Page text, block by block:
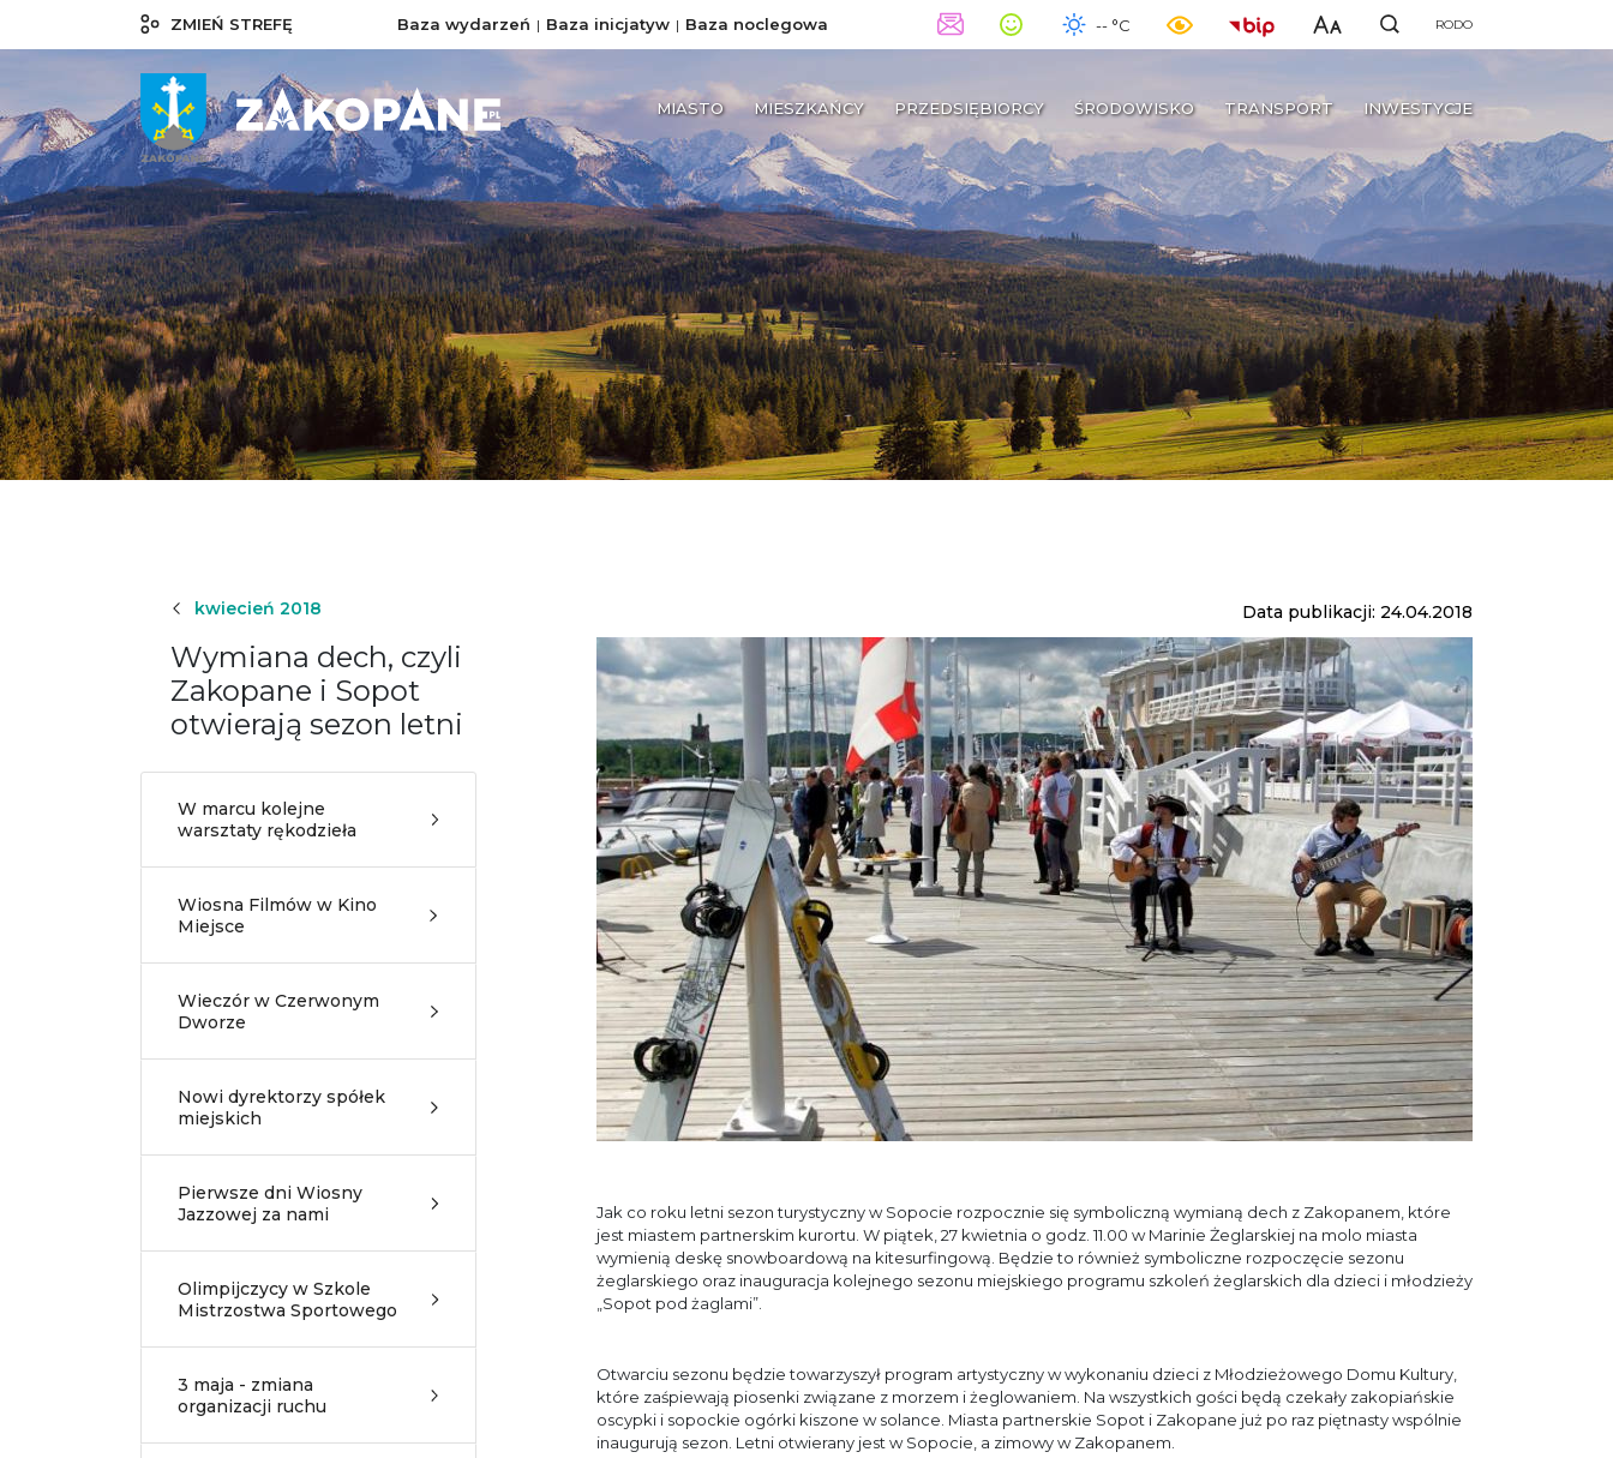
ZMIEŃ STREFĘ Baza wydarzeń Baza inicjatyw Baza noclegowa -- °C RODO
MIASTO MIESZKAŃCY PRZEDSIĘBIORCY ŚRODOWISKO TRANSPORT INWESTYCJE
kwiecień 2018
Wymiana dech, czyli
Zakopane i Sopot
otwierają sezon letni
W marcu kolejne
warsztaty rękodzieła
Wiosna Filmów w Kino
Miejsce
Wieczór w Czerwonym
Dworze
Nowi dyrektorzy spółek
miejskich
Pierwsze dni Wiosny
Jazzowej za nami
Olimpijczycy w Szkole
Mistrzostwa Sportowego
3 maja - zmiana
organizacji ruchu
Data publikacji: 24.04.2018
Jak co roku letni sezon turystyczny w Sopocie rozpocznie się symboliczną wymianą dech z Zakopanem, które
jest miastem partnerskim kurortu. W piątek, 27 kwietnia o godz. 11.00 w Marinie Żeglarskiej na molo miasta
wymienią deskę snowboardową na kitesurfingową. Będzie to również symboliczne rozpoczęcie sezonu
żeglarskiego oraz inauguracja kolejnego sezonu miejskiego programu szkoleń żeglarskich dla dzieci i młodzieży
„Sopot pod żaglami”.
Otwarciu sezonu będzie towarzyszył program artystyczny w wykonaniu dzieci z Młodzieżowego Domu Kultury,
które zaśpiewają piosenki związane z morzem i żeglowaniem. Na wszystkich gości będą czekały zakopiańskie
oscypki i sopockie ogórki kiszone w solance. Miasta partnerskie Sopot i Zakopane już po raz piętnasty wspólnie
inaugurują sezon. Letni otwierany jest w Sopocie, a zimowy w Zakopanem.